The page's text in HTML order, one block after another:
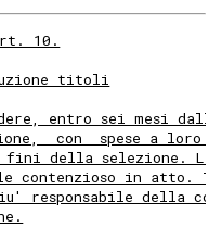
10.
titoli
entro sei mesi
con  spese a
fini della selezione.
contenzioso in atto.
della